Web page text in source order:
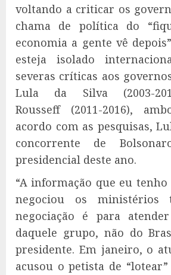
voltando a criticar os
chama de política do
economia a gente vê
esteja isolado
severas críticas aos
Lula da Silva (2003-
Rousseff (2011-2016),
acordo com as pesquisas,
concorrente de
presidencial deste ano.
“A informação que eu
negociou os ministérios
negociação é para
daquele grupo, não do
presidente. Em janeiro, o
acusou o petista de